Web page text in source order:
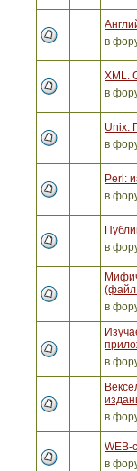
в
XML.
в
Unix.
в
Perl:
в
в
(файл
в
в
в
WEB-
в